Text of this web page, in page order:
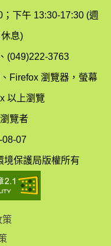
保
局
圖
染
制
科
(南
；下午 13:30-17:30 (週
息)
(049)222-3763
Firefox 瀏覽器，螢幕
以上瀏覽
覽者
08-07
保護局版權所有
策